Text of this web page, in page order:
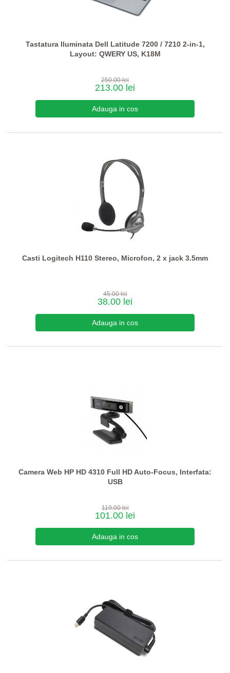
Tastatura Iluminata Dell Latitude 7200 / 7210 2-in-1,
Layout: QWERY US, K18M
250.00 lei
213.00 lei
Casti Logitech H110 Stereo, Microfon, 2 x jack 3.5mm
45.00 lei
38.00 lei
Camera Web HP HD 4310 Full HD Auto-Focus, Interfata:
USB
119.00 lei
101.00 lei